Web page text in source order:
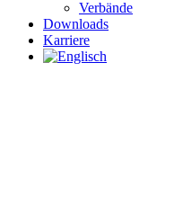
Verbände
Downloads
Karriere